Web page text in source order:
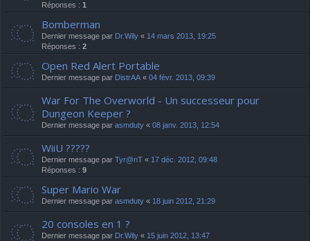
Réponses : 1
Bomberman
Dernier message par Dr.Wily « 14 mars 2013, 19:25
Réponses : 2
Open Red Alert Portable
Dernier message par DistrAA « 04 févr. 2013, 09:39
War For The Overworld - Un successeur pour
Dungeon Keeper ?
Dernier message par asmduty « 08 janv. 2013, 12:54
WiiU ?????
Dernier message par Tyr@nT « 17 déc. 2012, 09:48
Réponses : 9
Super Mario War
Dernier message par asmduty « 18 juin 2012, 21:29
20 consoles en 1 ?
Dernier message par Dr.Wily « 15 juin 2012, 13:47